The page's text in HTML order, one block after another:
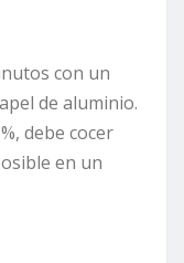
con un
de aluminio.
debe cocer
en un